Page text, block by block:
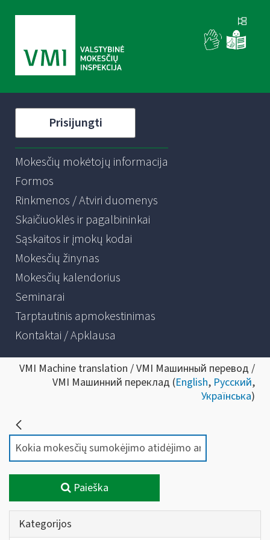
Prisijungti
Mokesčių mokėtojų informacija
Formos
Rinkmenos / Atviri duomenys
Skaičiuoklės ir pagalbininkai
Sąskaitos ir įmokų kodai
Mokesčių žinynas
Mokesčių kalendorius
Seminarai
Tarptautinis apmokestinimas
Kontaktai / Apklausa
VMI Machine translation / VMI Машинный перевод /
VMI Машинний переклад (English, Русский,
Українська)
Paieška
Kategorijos